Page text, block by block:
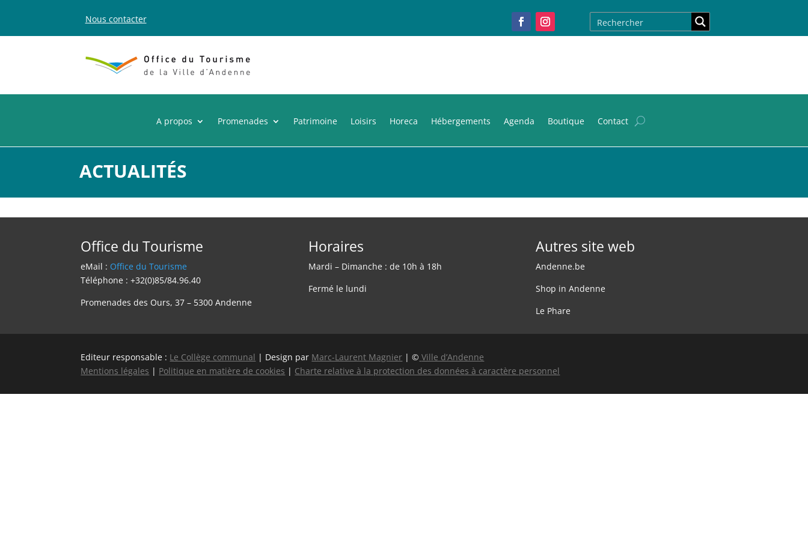
Nous contacter
A propos Promenades Patrimoine Loisirs Horeca Hébergements Agenda Boutique Contact
ACTUALITÉS
Office du Tourisme
eMail : Office du Tourisme
Téléphone : +32(0)85/84.96.40
Promenades des Ours, 37 – 5300 Andenne
Horaires
Mardi – Dimanche : de 10h à 18h
Fermé le lundi
Autres site web
Andenne.be
Shop in Andenne
Le Phare
Editeur responsable : Le Collège communal | Design par Marc-Laurent Magnier | © Ville d’Andenne
Mentions légales | Politique en matière de cookies | Charte relative à la protection des données à caractère personnel